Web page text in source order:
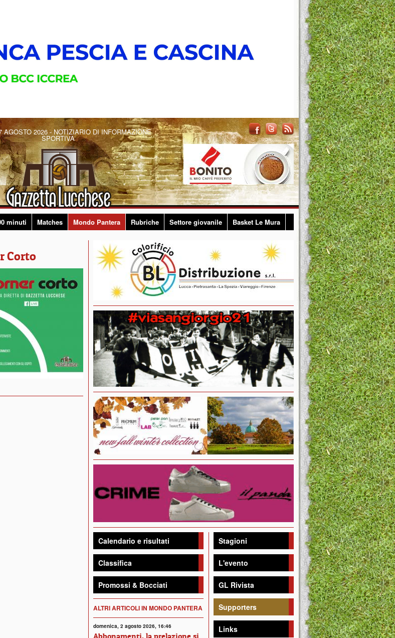
AGOSTO 2026 - NOTIZIARIO DI INFORMAZIONE
SPORTIVA
minuti Matches Mondo Pantera Rubriche Settore giovanile Basket Le Mura
Corto
Calendario e risultati
Classifica
Promossi & Bocciati
ALTRI ARTICOLI IN MONDO PANTERA
domenica, 2 agosto 2026, 16:46
Abbonamenti, la prelazione si
Stagioni
L'evento
GL Rivista
Supporters
Links